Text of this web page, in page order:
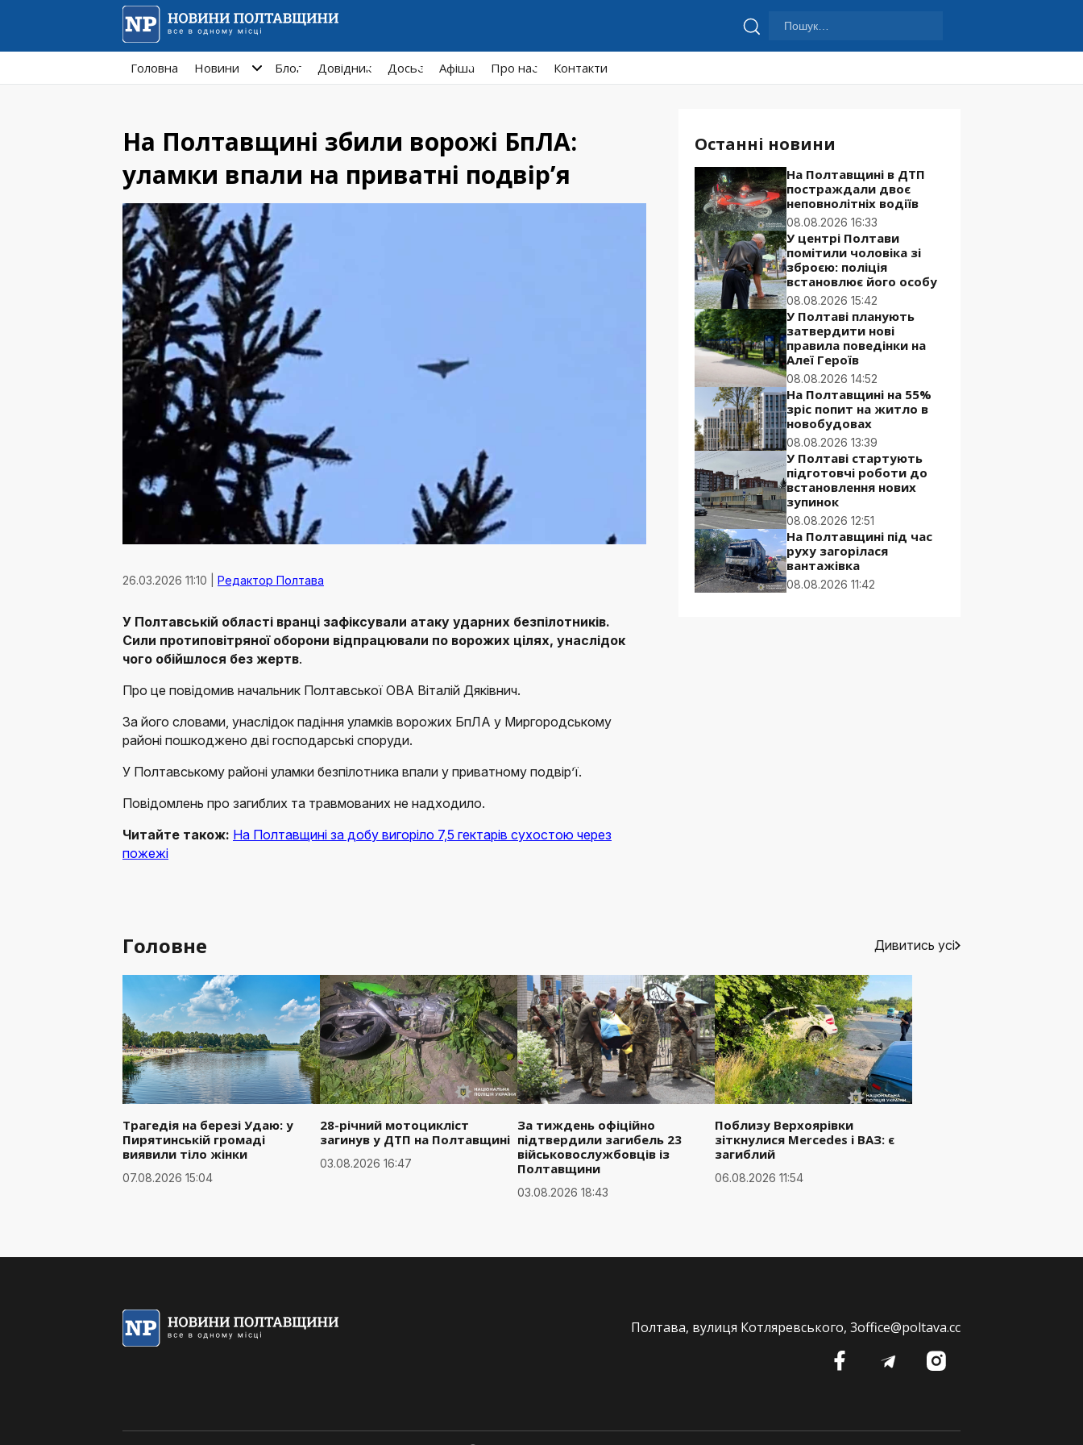
Пошук:
Головна Новини Блог Довідник Досьє Афiша Про нас Контакти
На Полтавщині збили ворожі БпЛА:
уламки впали на приватні подвір’я
26.03.2026 11:10 | Редактор Полтава
У Полтавській області вранці зафіксували атаку ударних безпілотників.
Сили протиповітряної оборони відпрацювали по ворожих цілях, унаслідок
чого обійшлося без жертв.
Про це повідомив начальник Полтавської ОВА Віталій Дяківнич.
За його словами, унаслідок падіння уламків ворожих БпЛА у Миргородському
районі пошкоджено дві господарські споруди.
У Полтавському районі уламки безпілотника впали у приватному подвір’ї.
Повідомлень про загиблих та травмованих не надходило.
Читайте також: На Полтавщині за добу вигоріло 7,5 гектарів сухостою через
пожежі
Останні новини
На Полтавщині в ДТП
постраждали двоє
неповнолітніх водіїв
08.08.2026 16:33
У центрі Полтави
помітили чоловіка зі
зброєю: поліція
встановлює його особу
08.08.2026 15:42
У Полтаві планують
затвердити нові
правила поведінки на
Алеї Героїв
08.08.2026 14:52
На Полтавщині на 55%
зріс попит на житло в
новобудовах
08.08.2026 13:39
У Полтаві стартують
підготовчі роботи до
встановлення нових
зупинок
08.08.2026 12:51
На Полтавщині під час
руху загорілася
вантажівка
08.08.2026 11:42
Головне Дивитись усі
Трагедія на березі Удаю: у
Пирятинській громаді
виявили тіло жінки
07.08.2026 15:04
28-річний мотоцикліст
загинув у ДТП на Полтавщині
03.08.2026 16:47
За тиждень офіційно
підтвердили загибель 23
військовослужбовців із
Полтавщини
03.08.2026 18:43
Поблизу Верхоярівки
зіткнулися Mercedes і ВАЗ: є
загиблий
06.08.2026 11:54
Полтава, вулиця Котляревського, 3office@poltava.cc